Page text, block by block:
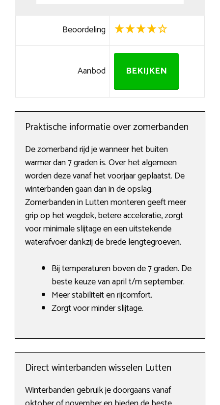
Beoordeling
Aanbod BEKIJKEN
Praktische informatie over zomerbanden
De zomerband rijd je wanneer het buiten
warmer dan 7 graden is. Over het algemeen
worden deze vanaf het voorjaar geplaatst. De
winterbanden gaan dan in de opslag.
Zomerbanden in Lutten monteren geeft meer
grip op het wegdek, betere acceleratie, zorgt
voor minimale slijtage en een uitstekende
waterafvoer dankzij de brede lengtegroeven.
Bij temperaturen boven de 7 graden. De
beste keuze van april t/m september.
Meer stabiliteit en rijcomfort.
Zorgt voor minder slijtage.
Direct winterbanden wisselen Lutten
Winterbanden gebruik je doorgaans vanaf